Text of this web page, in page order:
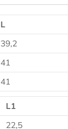
L
39,2
41
41
L1
22,5